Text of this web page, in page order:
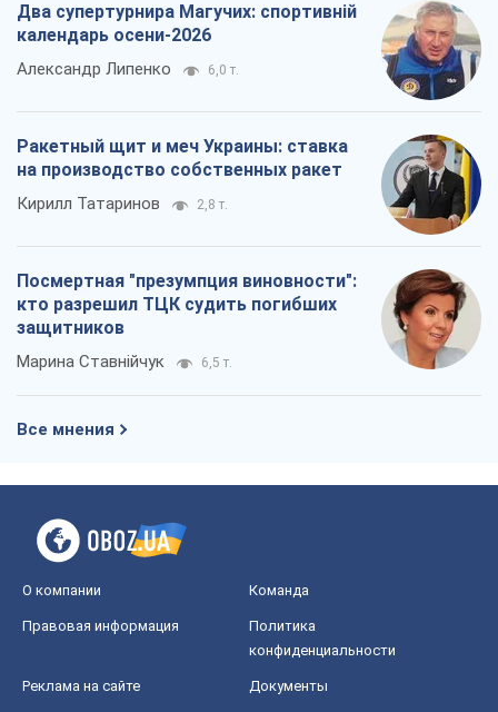
Два супертурнира Магучих: спортивній
календарь осени-2026
Александр Липенко 6,0 т.
Ракетный щит и меч Украины: ставка
на производство собственных ракет
Кирилл Татаринов 2,8 т.
Посмертная "презумпция виновности":
кто разрешил ТЦК судить погибших
защитников
Марина Ставнійчук 6,5 т.
Все мнения
О компании Команда
Правовая информация
Политика
конфиденциальности
Реклама на сайте Документы